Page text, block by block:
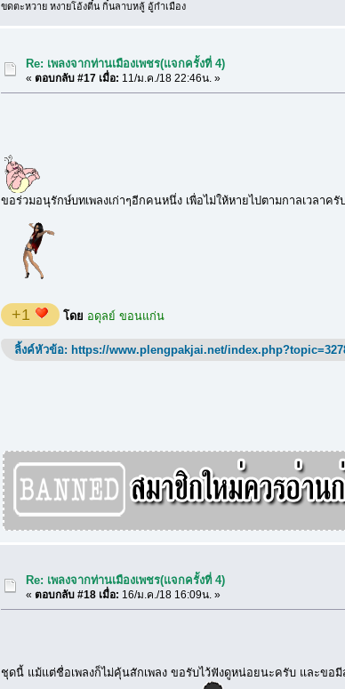
ขดตะหวาย หงายโอ้งตี๋น กิ๋นลาบหลู้ อู้กำเมือง
Re: เพลงจากท่านเมืองเพชร(แจกครั้งที่ 4)
«ตอบกลับ #17 เมื่อ: 11/ม.ค./18 22:46น. »
ขอร่วมอนุรักษ์บทเพลงเก่าๆอีกคนหนึ่ง เพื่อไม่ให้หายไปตามกาลเวล
+1 โดย อดุลย์ ขอนแก่น
ลิ้งค์หัวข้อ: https://www.plengpakjai.net/
Re: เพลงจากท่านเมืองเพชร(แจกครั้งที่ 4)
«ตอบกลับ #18 เมื่อ: 16/ม.ค./18 16:09น. »
ชุดนี้ แม้แต่ชื่อเพลงก็ไม่คุ้นสักเพลง ขอรับไว้ฟังดูหน่อยนะครับ และข